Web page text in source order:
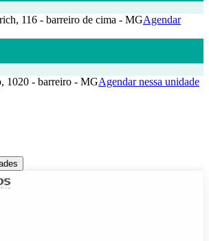
116 - barreiro de cima - MGAgendar
1020 - barreiro - MGAgendar nessa unidade